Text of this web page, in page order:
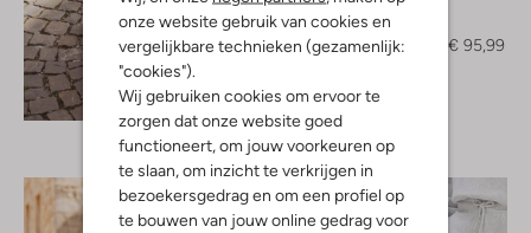
onze website gebruik van cookies en
vergelijkbare technieken (gezamenlijk:
"cookies").
Wij gebruiken cookies om ervoor te
zorgen dat onze website goed
functioneert, om jouw voorkeuren op
te slaan, om inzicht te verkrijgen in
bezoekersgedrag en om een profiel op
te bouwen van jouw online gedrag voor
Ontdek de look
Chino
€ 159,99
€ 95,99